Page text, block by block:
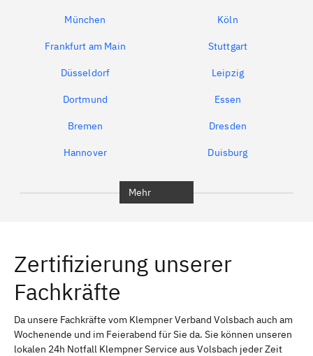
München Köln
Frankfurt am Main Stuttgart
Düsseldorf Leipzig
Dortmund Essen
Bremen Dresden
Hannover Duisburg
Erlangen Bamberg
Bayreuth
Schweinfurt Passau
Mehr
Zertifizierung unserer
Fachkräfte
Da unsere Fachkräfte vom Klempner Verband Volsbach auch am
Wochenende und im Feierabend für Sie da. Sie können unseren
lokalen 24h Notfall Klempner Service aus Volsbach jeder Zeit